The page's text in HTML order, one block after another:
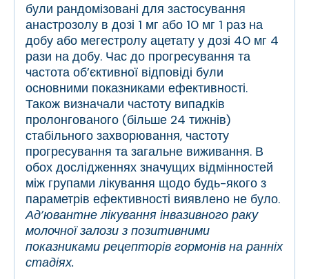
були рандомізовані для застосування
анастрозолу в дозі 1 мг або 10 мг 1 раз на
добу або мегестролу ацетату у дозі 40 мг 4
рази на добу. Час до прогресування та
частота об’єктивної відповіді були
основними показниками ефективності.
Також визначали частоту випадків
пролонгованого (більше 24 тижнів)
стабільного захворювання, частоту
прогресування та загальне виживання. В
обох дослідженнях значущих відмінностей
між групами лікування щодо будь-якого з
параметрів ефективності виявлено не було.
Ад’ювантне лікування інвазивного раку
молочної залози з позитивними
показниками рецепторів гормонів на ранніх
стадіях.